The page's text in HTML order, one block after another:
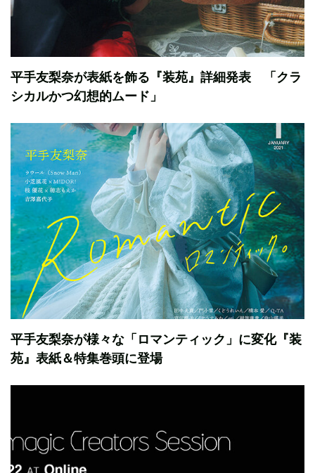
平手友梨奈が表紙を飾る『装苑』詳細発表 「クラ
シカルかつ幻想的ムード」
平手友梨奈が様々な「ロマンティック」に変化『装
苑』表紙＆特集巻頭に登場